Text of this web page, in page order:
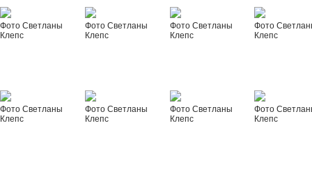
Фото Светланы
Клепс
Фото Светланы
Клепс
Фото Светланы
Клепс
Фото
Клепс
Фото Светланы
Клепс
Фото Светланы
Клепс
Фото Светланы
Клепс
Фото
Клепс